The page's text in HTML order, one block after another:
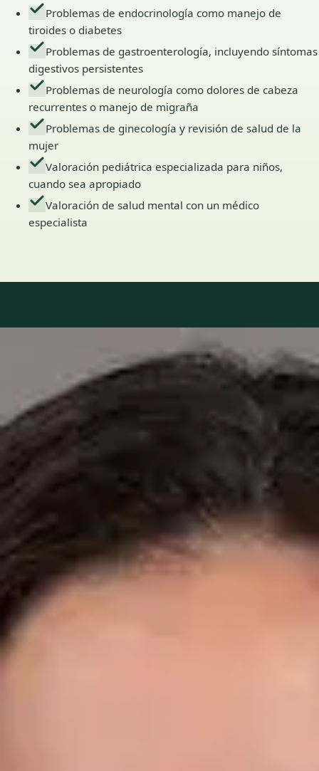
Problemas de endocrinología como manejo de
tiroides o diabetes
Problemas de gastroenterología, incluyendo síntomas
digestivos persistentes
Problemas de neurología como dolores de cabeza
recurrentes o manejo de migraña
Problemas de ginecología y revisión de salud de la
mujer
Valoración pediátrica especializada para niños,
cuando sea apropiado
Valoración de salud mental con un médico
especialista
6 · Especialistas en Spain
Especialistas registrados en los colegios médicos nacionales.
Dr. Fidel Ernesto Mesa Prado — Cardiologist, Global Health
Health Spain. Book an online video consultation.
Cardiología Especialista
Dr. Fidel Ernesto Mesa Prado
Registro
CGCOM | 292911355